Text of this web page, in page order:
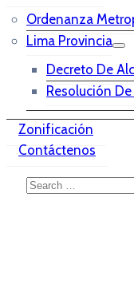
Ordenanza
Lima Provincia
Decreto De
Resolución
Zonificación
Contáctenos